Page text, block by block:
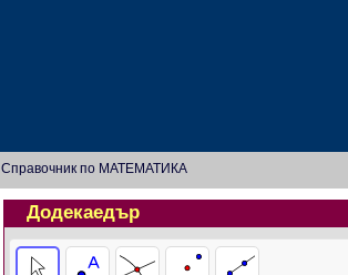
Справочник по МАТЕМАТИКА
Додекаедър